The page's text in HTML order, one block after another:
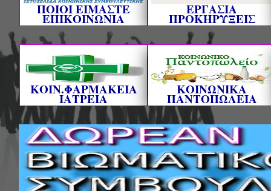
ΠΟΙΟΙ ΕΙΜΑΣΤΕ
ΕΠΙΚΟΙΝΩΝΙΑ
ΕΡΓΑΣΙΑ
ΠΡΟΚΗΡΥΞΕΙΣ
ΚΟΙΝ.ΦΑΡΜΑΚΕΙΑ
ΙΑΤΡΕΙΑ
ΚΟΙΝΩΝΙΚΑ
ΠΑΝΤΟΠΩΛΕΙΑ